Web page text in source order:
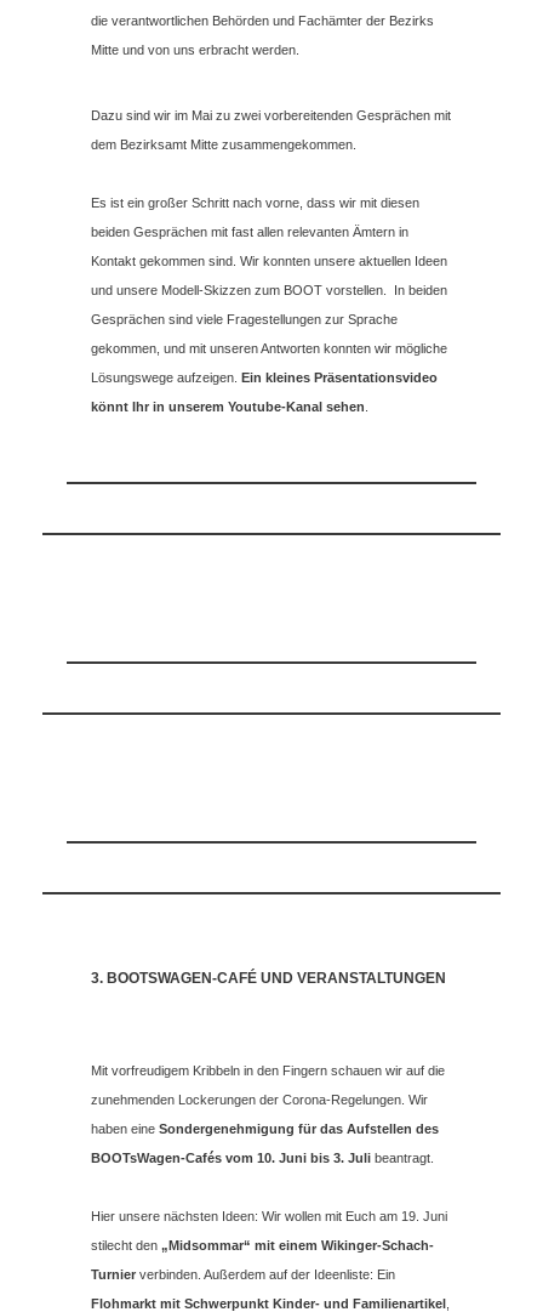
die verantwortlichen Behörden und Fachämter der Bezirks
Mitte und von uns erbracht werden.
Dazu sind wir im Mai zu zwei vorbereitenden Gesprächen mit
dem Bezirksamt Mitte zusammengekommen.
Es ist ein großer Schritt nach vorne, dass wir mit diesen
beiden Gesprächen mit fast allen relevanten Ämtern in
Kontakt gekommen sind. Wir konnten unsere aktuellen Ideen
und unsere Modell-Skizzen zum BOOT vorstellen. In beiden
Gesprächen sind viele Fragestellungen zur Sprache
gekommen, und mit unseren Antworten konnten wir mögliche
Lösungswege aufzeigen. Ein kleines Präsentationsvideo
könnt Ihr in unserem Youtube-Kanal sehen
3. BOOTSWAGEN-CAFÉ UND VERANSTALTUNGEN
Mit vorfreudigem Kribbeln in den Fingern schauen wir auf die
zunehmenden Lockerungen der Corona-Regelungen. Wir
haben eine Sondergenehmigung für das Aufstellen des
BOOTsWagen-Cafés vom 10. Juni bis 3. Juli beantragt.
Hier unsere nächsten Ideen: Wir wollen mit Euch am 19. Juni
stilecht den „Midsommar“ mit einem Wikinger-Schach-
Turnier verbinden. Außerdem auf der Ideenliste: Ein
Flohmarkt mit Schwerpunkt Kinder- und Familienartikel